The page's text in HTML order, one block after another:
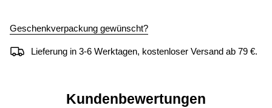
Geschenkverpackung gewünscht?
Lieferung in 3-6 Werktagen, kostenloser Versand ab 79 €.
Kundenbewertungen